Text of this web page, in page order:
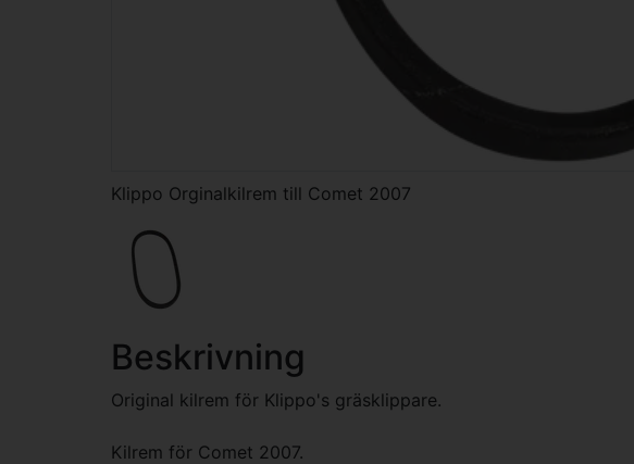
Klippo Orginalkilrem till Comet 2007
Beskrivning
Original kilrem för Klippo's gräsklippare.
Kilrem för Comet 2007.